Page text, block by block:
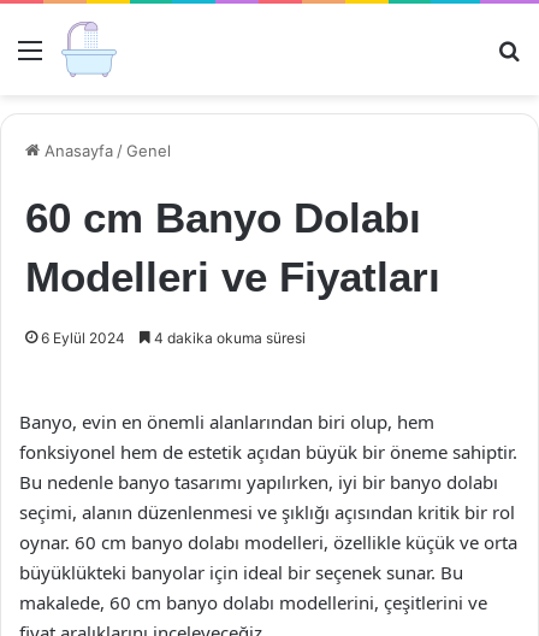
Menü
Anasayfa /Genel
60 cm Banyo Dolabı
Modelleri ve Fiyatları
6 Eylül 2024 4 dakika okuma süresi
Banyo, evin en önemli alanlarından biri olup, hem
fonksiyonel hem de estetik açıdan büyük bir öneme sahiptir.
Bu nedenle banyo tasarımı yapılırken, iyi bir banyo dolabı
seçimi, alanın düzenlenmesi ve şıklığı açısından kritik bir rol
oynar. 60 cm banyo dolabı modelleri, özellikle küçük ve orta
büyüklükteki banyolar için ideal bir seçenek sunar. Bu
makalede, 60 cm banyo dolabı modellerini, çeşitlerini ve